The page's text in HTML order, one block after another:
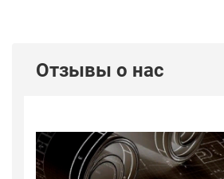
Отзывы о нас